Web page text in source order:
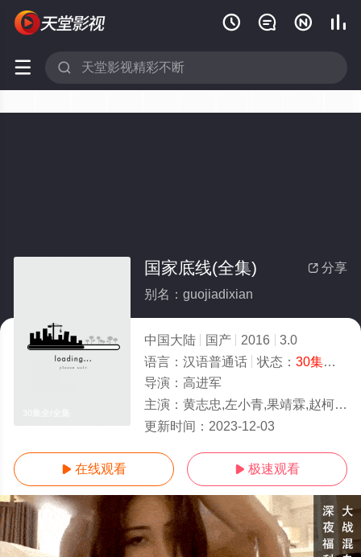
   
 
 分享
国家底线(全集)
别名：guojiadixian
中国大陆 国产 2016
3.0
语言： 汉语普通话 状态： 30集全
导演： 高进军
主演： 黄志忠,左小青,果靖霖,赵柯,田岷,颜世魁
更新时间： 2023-12-03
 在线观看  极速观看